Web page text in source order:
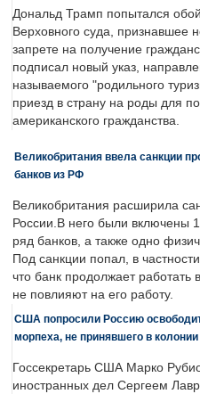
Дональд Трамп попытался
Верховного суда, признавшее
запрете на получение
подписал новый указ,
называемого "родильного
приезд в страну на роды для
американского гражданства.
Великобритания ввела санкции
банков из РФ
Великобритания расширила
России.В него были включены
ряд банков, а также одно
Под санкции попал, в
что банк продолжает
не повлияют на его работу.
США попросили Россию
морпеха, не принявшего в
Госсекретарь США Марко
иностранных дел Сергеем